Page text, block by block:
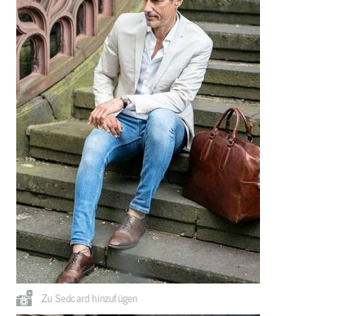
Zu Sedcard hinzufügen